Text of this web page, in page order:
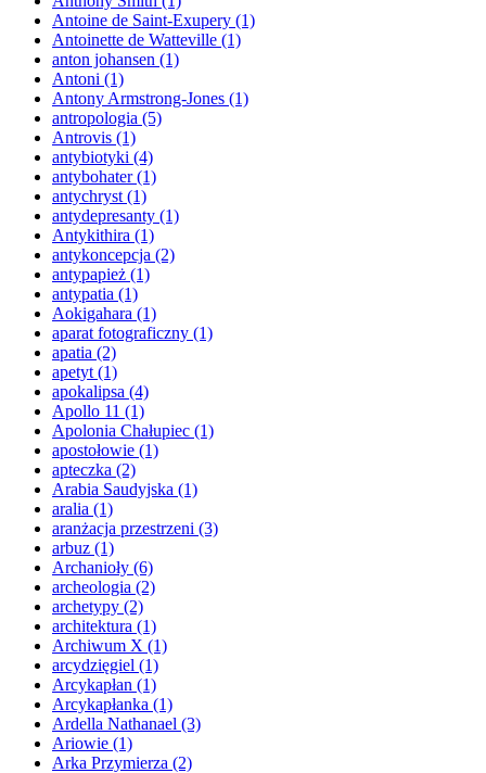
Antoine de Saint-Exupery (1)
Antoinette de Watteville (1)
anton johansen (1)
Antoni (1)
Antony Armstrong-Jones (1)
antropologia (5)
Antrovis (1)
antybiotyki (4)
antybohater(1)
antychryst (1)
antydepresanty (1)
Antykithira (1)
antykoncepcja (2)
antypapież (1)
antypatia (1)
Aokigahara (1)
aparat fotograficzny (1)
apatia (2)
apetyt (1)
apokalipsa (4)
Apollo 11 (1)
Apolonia Chałupiec (1)
apostołowie (1)
apteczka (2)
Arabia Saudyjska (1)
aralia (1)
aranżacja przestrzeni (3)
arbuz (1)
Archanioły (6)
archeologia (2)
archetypy (2)
architektura (1)
Archiwum X (1)
arcydzięgiel (1)
Arcykapłan (1)
Arcykapłanka (1)
Ardella Nathanael (3)
Ariowie (1)
Arka Przymierza (2)